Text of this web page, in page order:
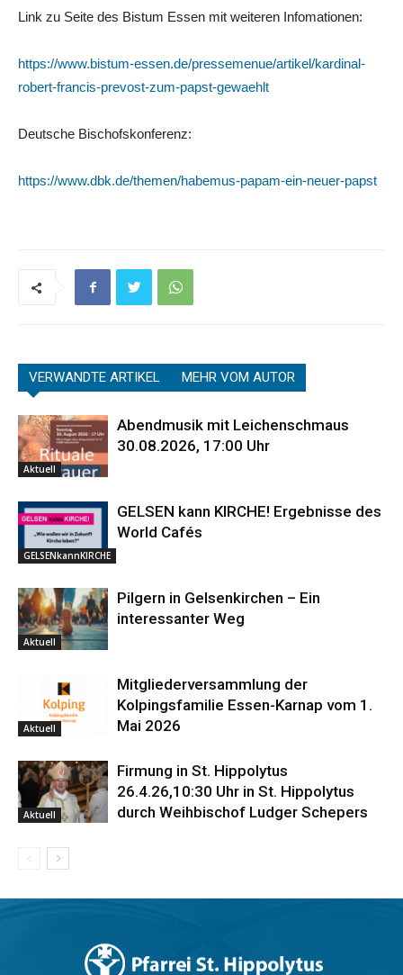
Link zu Seite des Bistum Essen mit weiteren Infomationen:
https://www.bistum-essen.de/pressemenue/artikel/kardinal-
robert-francis-prevost-zum-papst-gewaehlt
Deutsche Bischofskonferenz:
https://www.dbk.de/themen/habemus-papam-ein-neuer-papst
VERWANDTE ARTIKEL MEHR VOM AUTOR
Aktuell
Abendmusik mit Leichenschmaus
30.08.2026, 17:00 Uhr
GELSENkannKIRCHE
GELSEN kann KIRCHE! Ergebnisse des
World Cafés
Aktuell
Pilgern in Gelsenkirchen – Ein
interessanter Weg
Aktuell
Mitgliederversammlung der
Kolpingsfamilie Essen-Karnap vom 1.
Mai 2026
Aktuell
Firmung in St. Hippolytus
26.4.26,10:30 Uhr in St. Hippolytus
durch Weihbischof Ludger Schepers